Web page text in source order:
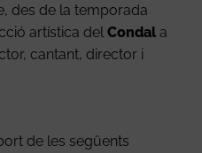
des de la temporada
artística del Condal a
cantant, director i
de les següents